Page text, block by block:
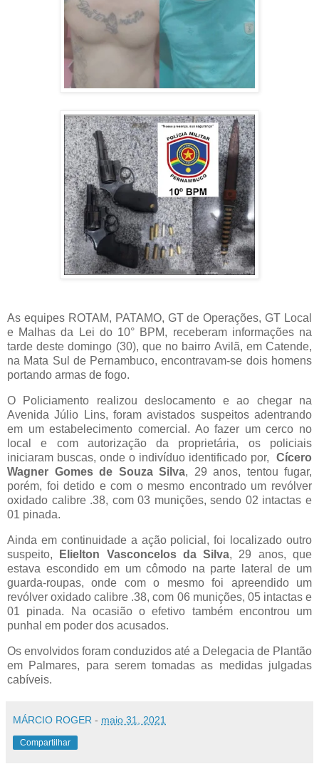
As equipes ROTAM, PATAMO, GT de Operações, GT Local
e Malhas da Lei do 10° BPM, receberam informações na
tarde deste domingo (30), que no bairro Avilã, em Catende,
na Mata Sul de Pernambuco, encontravam-se dois homens
portando armas de fogo.
O Policiamento realizou deslocamento e ao chegar na
Avenida Júlio Lins, foram avistados suspeitos adentrando
em um estabelecimento comercial. Ao fazer um cerco no
local e com autorização da proprietária, os policiais
iniciaram buscas, onde o indivíduo identificado por, Cícero
Wagner Gomes de Souza Silva, 29 anos, tentou fugar,
porém, foi detido e com o mesmo encontrado um revólver
oxidado calibre .38, com 03 munições, sendo 02 intactas e
01 pinada.
Ainda em continuidade a ação policial, foi localizado outro
suspeito,
Elielton Vasconcelos da Silva, 29 anos, que
estava escondido em um cômodo na parte lateral de um
guarda-roupas, onde com o mesmo foi apreendido um
revólver oxidado calibre .38, com 06 munições, 05 intactas e
01 pinada. Na ocasião o efetivo também encontrou um
punhal em poder dos acusados.
Os envolvidos foram conduzidos até a Delegacia de Plantão
em Palmares, para serem tomadas as medidas julgadas
cabíveis.
MÁRCIO ROGER - maio 31, 2021
Compartilhar